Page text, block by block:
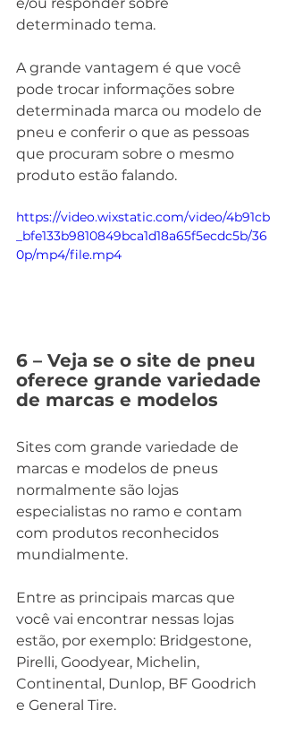
determinado tema.
A grande vantagem é que você
pode trocar informações sobre
determinada marca ou modelo de
pneu e conferir o que as pessoas
que procuram sobre o mesmo
produto estão falando.
https://video.wixstatic.com/video/4b91cb
_bfe133b9810849bca1d18a65f5ecdc5b/36
0p/mp4/file.mp4
6 – Veja se o site de pneu
oferece grande variedade
de marcas e modelos
Sites com grande variedade de
marcas e modelos de pneus
normalmente são lojas
especialistas no ramo e contam
com produtos reconhecidos
mundialmente.
Entre as principais marcas que
você vai encontrar nessas lojas
estão, por exemplo: Bridgestone,
Pirelli, Goodyear, Michelin,
Continental, Dunlop, BF Goodrich
e General Tire.